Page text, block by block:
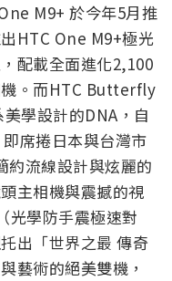
M9+ 於今年5月推
HTC One M9+極光
配載全面進化2,100
機。而HTC Butterfly
學設計的DNA，自
席捲日本與台灣市
流線設計與炫麗的
主相機與震撼的視
光學防手震極速對
出「世界之最 傳奇
藝術的絕美雙機，